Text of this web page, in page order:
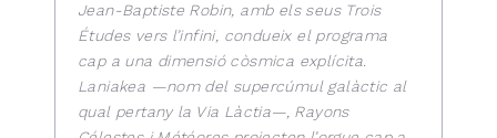
Jean-Baptiste Robin, amb els seus Trois
Études vers l’infini, condueix el programa
cap a una dimensió còsmica explícita.
Laniakea —nom del supercúmul galàctic al
qual pertany la Via Làctia—, Rayons